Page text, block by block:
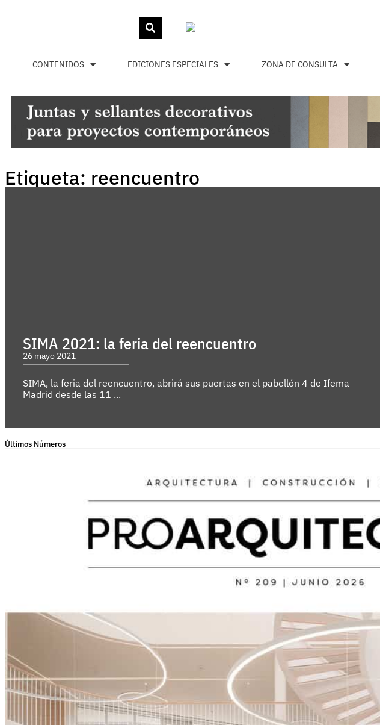
CONTENIDOS EDICIONES ESPECIALES ZONA DE CONSULTA
Etiqueta: reencuentro
SIMA 2021: la feria del reencuentro
26 mayo 2021
SIMA, la feria del reencuentro, abrirá sus puertas en el pabellón 4 de Ifema
Madrid desde las 11 ...
Últimos Números